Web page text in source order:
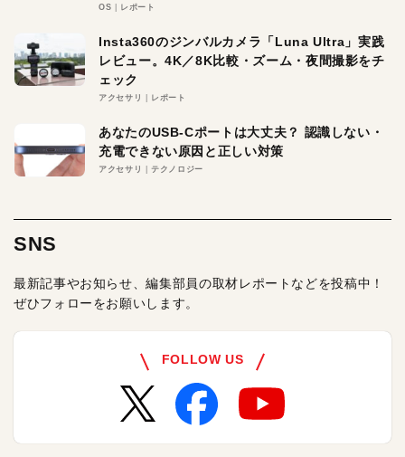
OS レポート
Insta360のジンバルカメラ「Luna Ultra」実践
レビュー。4K／8K比較・ズーム・夜間撮影をチ
ェック
アクセサリ レポート
あなたのUSB-Cポートは大丈夫？ 認識しない・
充電できない原因と正しい対策
アクセサリ テクノロジー
SNS
最新記事やお知らせ、編集部員の取材レポートなどを投稿中！
ぜひフォローをお願いします。
FOLLOW US